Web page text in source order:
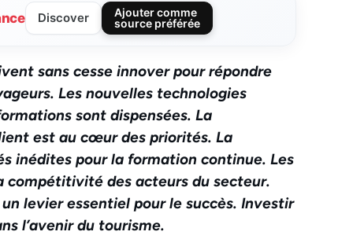
Discover
Ajouter comme
source préférée
sans cesse innover pour répondre
Les nouvelles technologies
sont dispensées. La
est au cœur des priorités. La
inédites pour la formation continue. Les
compétitivité des acteurs du secteur.
levier essentiel pour le succès. Investir
l’avenir du tourisme.